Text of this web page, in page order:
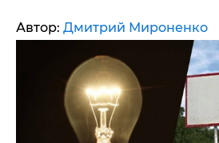
Автор: Дмитрий Мироненко